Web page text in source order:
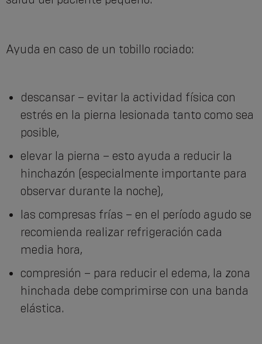
Ayuda en caso de un tobillo rociado:
descansar – evitar la actividad física con
estrés en la pierna lesionada tanto como sea
posible,
elevar la pierna – esto ayuda a reducir la
hinchazón (especialmente importante para
observar durante la noche),
las compresas frías – en el período agudo se
recomienda realizar refrigeración cada
media hora,
compresión – para reducir el edema, la zona
hinchada debe comprimirse con una banda
elástica.